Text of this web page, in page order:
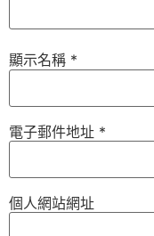
顯示名稱 *
電子郵件地址 *
個人網站網址